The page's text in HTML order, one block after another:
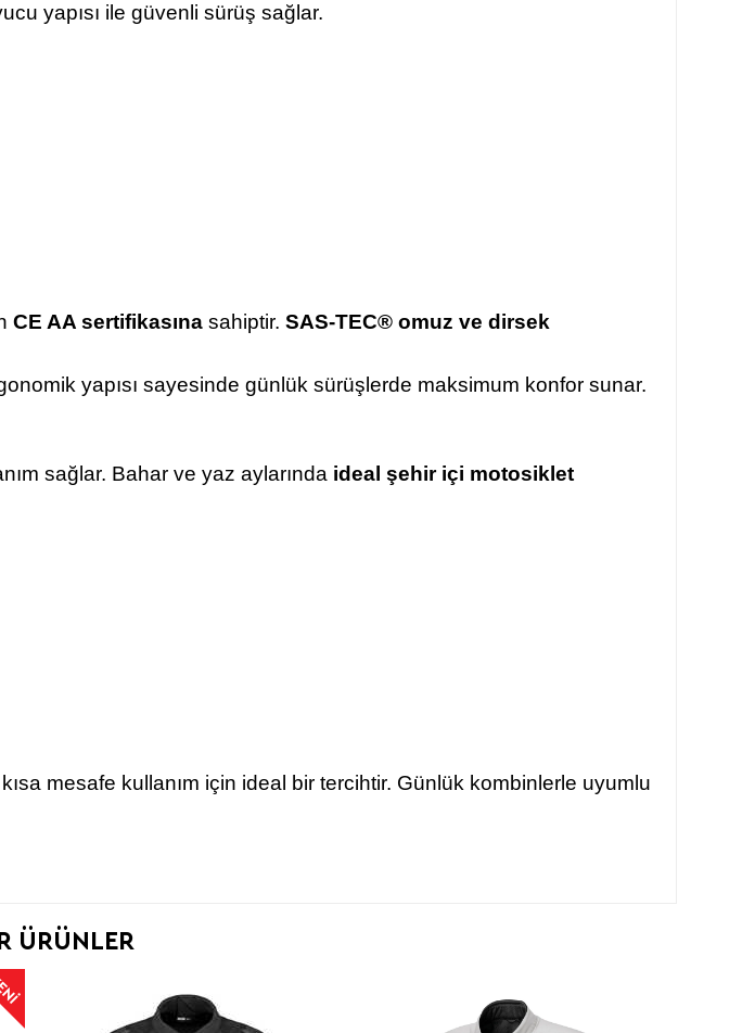
yapısı ile güvenli sürüş sağlar.
CE AA sertifikasına sahiptir. SAS-TEC® omuz ve dirsek
yapısı sayesinde günlük sürüşlerde maksimum konfor sunar.
sağlar. Bahar ve yaz aylarında ideal şehir içi motosiklet
mesafe kullanım için ideal bir tercihtir. Günlük kombinlerle uyumlu
ÜRÜNLER